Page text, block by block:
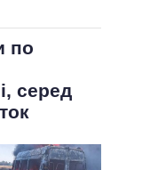
по
серед